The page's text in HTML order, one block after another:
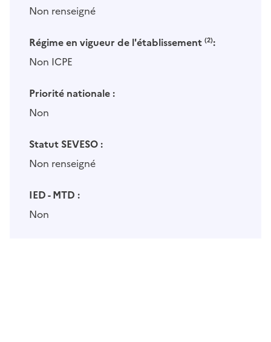
Non renseigné
Régime en vigueur de l'établissement (2):
Non ICPE
Priorité nationale :
Non
Statut SEVESO :
Non renseigné
IED - MTD :
Non